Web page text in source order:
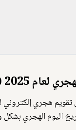
(1446-1447 هـ)
اليوم الهجري